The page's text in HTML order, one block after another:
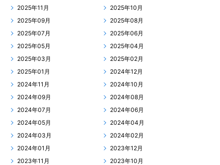
2025年11月
2025年10月
2025年09月
2025年08月
2025年07月
2025年06月
2025年05月
2025年04月
2025年03月
2025年02月
2025年01月
2024年12月
2024年11月
2024年10月
2024年09月
2024年08月
2024年07月
2024年06月
2024年05月
2024年04月
2024年03月
2024年02月
2024年01月
2023年12月
2023年11月
2023年10月